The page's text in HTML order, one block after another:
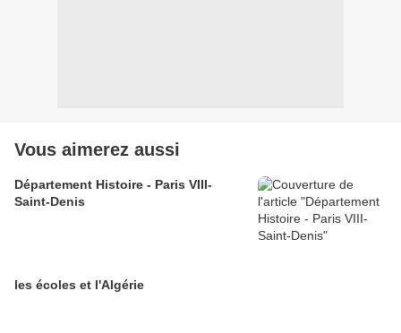
Vous aimerez aussi
Département Histoire - Paris VIII-
Saint-Denis
les écoles et l'Algérie